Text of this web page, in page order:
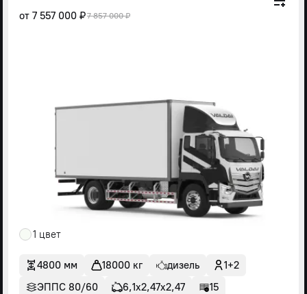
от 7 557 000 ₽7 857 000 ₽
1 цвет
4800 мм 18000 кг дизель
1+2
ЭППС 80/60
6,1х2,47х2,47 15